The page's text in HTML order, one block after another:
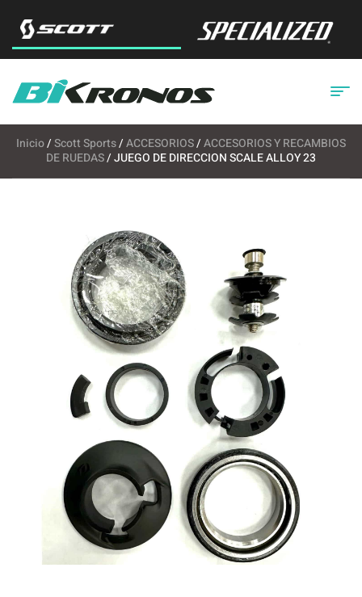
Inicio/Scott Sports/ACCESORIOS/ACCESORIOS Y RECAMBIOS
DE RUEDAS/ JUEGO DE DIRECCION SCALE ALLOY 23